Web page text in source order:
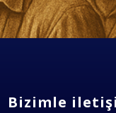
Bizimle